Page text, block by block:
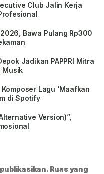
Club Jalin Kerja
Bawa Pulang Rp300
Jadikan PAPPRI Mitra
Musik
Lagu ‘Maafkan
di Spotify
Version)”,
Ruas yang